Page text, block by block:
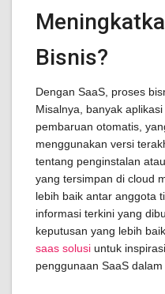
Bisnis?
Dengan SaaS, proses
Misalnya, banyak
pembaruan otomatis,
menggunakan versi
tentang penginstalan
yang tersimpan di cloud
lebih baik antar anggota
informasi terkini yang
keputusan yang lebih
saas solusi untuk
penggunaan SaaS dalam